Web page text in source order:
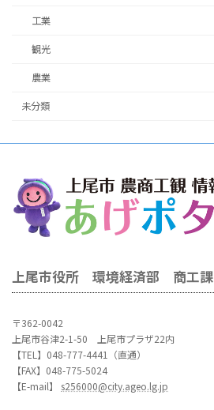
工業
観光
農業
未分類
上尾市役所 環境経済部 商工課
〒362-0042
上尾市谷津2-1-50 上尾市プラザ22内
【TEL】048-777-4441（直通）
【FAX】048-775-5024
【E-mail】 s256000@city.ageo.lg.jp